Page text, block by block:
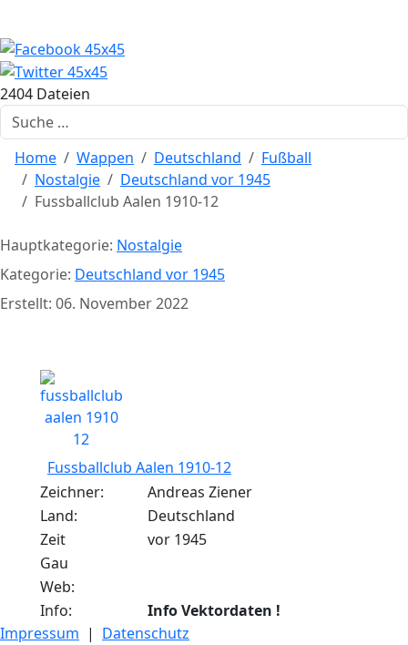
2404 Dateien
Suchen
Home Wappen Deutschland
Fußball
Nostalgie
Deutschland vor 1945
Fussballclub Aalen 1910-12
Hauptkategorie: Nostalgie
Kategorie: Deutschland vor 1945
Erstellt: 06. November 2022
Fussballclub Aalen 1910-12
Zeichner:
Andreas Ziener
Land:
Deutschland
Zeit
vor 1945
Gau
Web:
Info:
Info Vektordaten !
Impressum | Datenschutz